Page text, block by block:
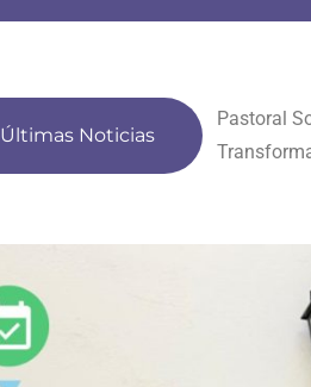
Últimas Noticias